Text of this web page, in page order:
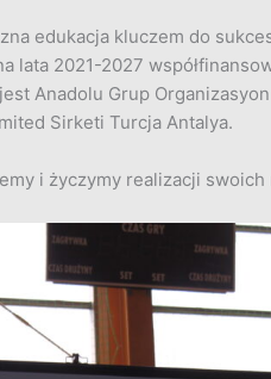
edukacja kluczem do
lata 2021-2027
Anadolu Grup
Sirketi Turcja Antalya.
i życzymy realizacji swoich